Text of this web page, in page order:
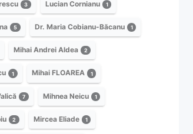
3 Lucian Cornianu 1
5 Dr. Maria Cobianu-Băcanu 1
Mihai Andrei Aldea 2
1 Mihai FLOAREA 1
7 Mihnea Neicu 1
2 Mircea Eliade 1